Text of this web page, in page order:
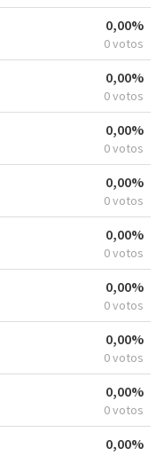
0,00%
0 votos
0,00%
0 votos
0,00%
0 votos
0,00%
0 votos
0,00%
0 votos
0,00%
0 votos
0,00%
0 votos
0,00%
0 votos
0,00%